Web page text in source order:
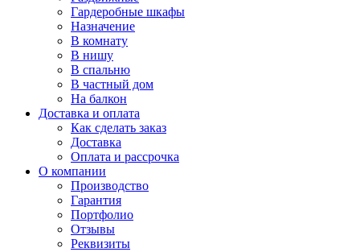
Гардеробные шкафы
Назначение
В комнату
В нишу
В спальню
В частный дом
На балкон
Доставка и оплата
Как сделать заказ
Доставка
Оплата и рассрочка
О компании
Производство
Гарантия
Портфолио
Отзывы
Реквизиты